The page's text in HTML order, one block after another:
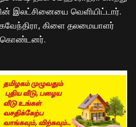
இலட்சினையை வெளியிட்டார்.
கிளை தலமையாளர்
கொண்டனர்.